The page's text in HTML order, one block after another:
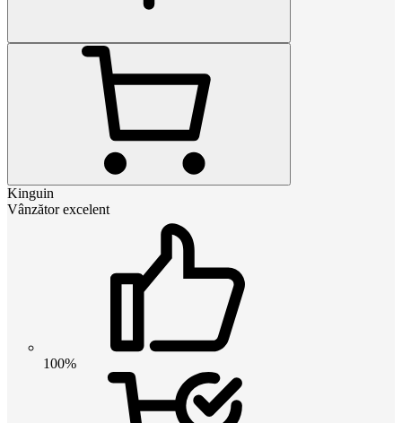
Kinguin
Vânzător excelent
100%